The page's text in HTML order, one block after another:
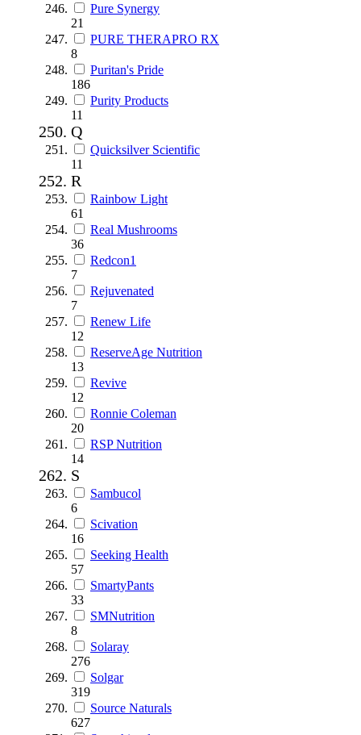
Pure Synergy
21
PURE THERAPRO RX
8
Puritan's Pride
186
Purity Products
11
Q
Quicksilver Scientific
11
R
Rainbow Light
61
Real Mushrooms
36
Redcon1
7
Rejuvenated
7
Renew Life
12
ReserveAge Nutrition
13
Revive
12
Ronnie Coleman
20
RSP Nutrition
14
S
Sambucol
6
Scivation
16
Seeking Health
57
SmartyPants
33
SMNutrition
8
Solaray
276
Solgar
319
Source Naturals
627